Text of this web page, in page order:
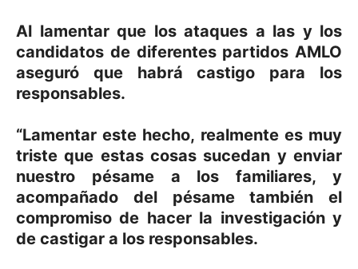
Al lamentar que los ataques a las y los
candidatos de diferentes partidos AMLO
aseguró que habrá castigo para los
responsables.
“Lamentar este hecho, realmente es muy
triste que estas cosas sucedan y enviar
nuestro pésame a los familiares, y
acompañado del pésame también el
compromiso de hacer la investigación y
de castigar a los responsables.